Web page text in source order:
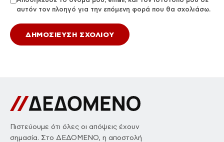
αυτόν τον πλοηγό για την επόμενη φορά που θα σχολιάσω.
Πιστεύουμε ότι όλες οι απόψεις έχουν
σημασία. Στο ΔΕΔΟΜΕΝΟ, η αποστολή